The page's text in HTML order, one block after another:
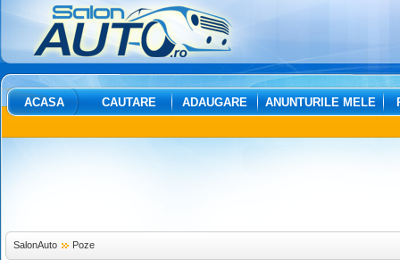
ACASA CAUTARE ADAUGARE ANUNTURILE MELE
SalonAuto Poze